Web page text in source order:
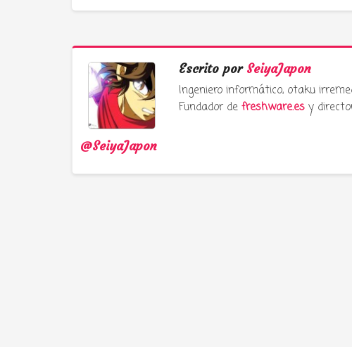
@SeiyaJapon
Escrito por SeiyaJapon
Ingeniero informático, otaku
Fundador de freshware.esy